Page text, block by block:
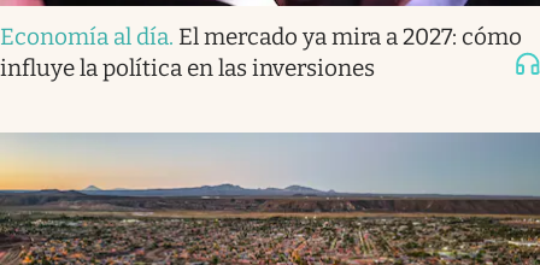
Economía al día. El mercado ya mira a 2027: cómo
influye la política en las inversiones